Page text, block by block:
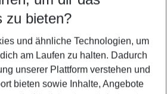
5-8 Nächte
Kinder
Filter anzeigen
zu bieten?
und ähnliche Technologien, um
am Laufen zu halten. Dadurch
unserer Plattform verstehen und
bieten sowie Inhalte, Angebote